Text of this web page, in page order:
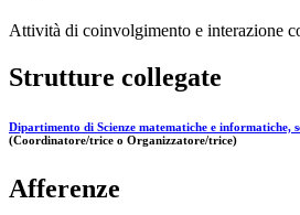
Attività di coinvolgimento e interazione
Strutture collegate
Dipartimento di Scienze matematiche e informatiche,
(Coordinatore/trice o Organizzatore/trice)
Afferenze